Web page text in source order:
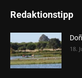
Redaktionstipp
18.